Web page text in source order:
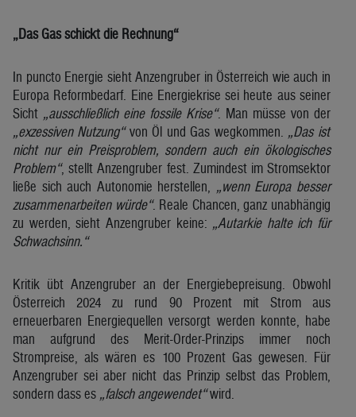
„Das Gas schickt die Rechnung“
In puncto Energie sieht Anzengruber in Österreich wie auch in
Europa Reformbedarf. Eine Energiekrise sei heute aus seiner
Sicht „ausschließlich eine fossile Krise“. Man müsse von der
„exzessiven Nutzung“von Öl und Gas wegkommen. „Das ist
nicht nur ein Preisproblem, sondern auch ein ökologisches
Problem“, stellt Anzengruber fest. Zumindest im Stromsektor
ließe sich auch Autonomie herstellen, „wenn Europa besser
zusammenarbeiten würde“. Reale Chancen, ganz unabhängig
zu werden, sieht Anzengruber keine: „Autarkie halte ich für
Schwachsinn.“
Kritik übt Anzengruber an der Energiebepreisung. Obwohl
Österreich 2024 zu rund 90 Prozent mit Strom aus
erneuerbaren Energiequellen versorgt werden konnte, habe
man aufgrund des Merit-Order-Prinzips immer noch
Strompreise, als wären es 100 Prozent Gas gewesen. Für
Anzengruber sei aber nicht das Prinzip selbst das Problem,
sondern dass es „falsch angewendet“wird.